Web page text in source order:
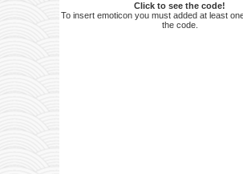
Click to see the code!
To insert emoticon you must added at least
the code.